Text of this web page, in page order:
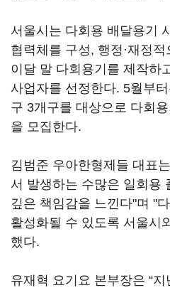
서울시는 다회용 배달용기
협력체를 구성, 행정·재정
이달 말 다회용기를 제작하
사업자를 선정한다. 5월부
구 3개구를 대상으로 다회
을 모집한다.
김범준 우아한형제들 대표
서 발생하는 수많은 일회용
깊은 책임감을 느낀다"며 "
활성화될 수 있도록 서울시
했다.
유재혁 요기요 본부장은 “